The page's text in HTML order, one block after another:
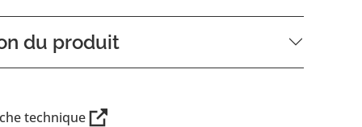
du produit
technique